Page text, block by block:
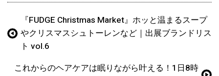
『FUDGE Christmas Market』ホッと温まるスープ
やクリスマスシュトーレンなど｜出展ブランドリス
ト vol.6
これからのヘアケアは眠りながら叶える！1日8時